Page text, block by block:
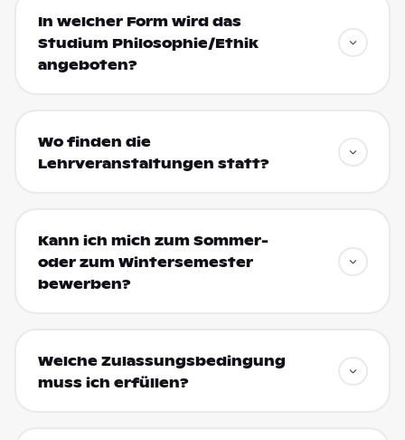
In welcher Form wird das
Studium Philosophie/Ethik
angeboten?
Wo finden die
Lehrveranstaltungen statt?
Kann ich mich zum Sommer-
oder zum Wintersemester
bewerben?
Welche Zulassungsbedingung
muss ich erfüllen?